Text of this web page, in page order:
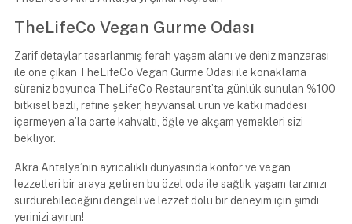
TheLifeCo Vegan Gurme Odası
Zarif detaylar tasarlanmış ferah yaşam alanı ve deniz manzarası
ile öne çıkan TheLifeCo Vegan Gurme Odası ile konaklama
süreniz boyunca TheLifeCo Restaurant’ta günlük sunulan %100
bitkisel bazlı, rafine şeker, hayvansal ürün ve katkı maddesi
içermeyen a’la carte kahvaltı, öğle ve akşam yemekleri sizi
bekliyor.
Akra Antalya’nın ayrıcalıklı dünyasında konfor ve vegan
lezzetleri bir araya getiren bu özel oda ile sağlık yaşam tarzınızı
sürdürebileceğini dengeli ve lezzet dolu bir deneyim için şimdi
yerinizi ayırtın!